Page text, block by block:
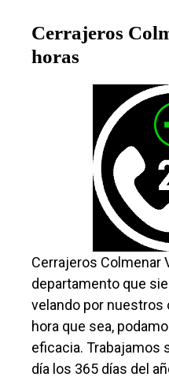
Cerrajeros
horas
Cerrajeros Colmenar
departamento que
velando por nuestros
hora que sea,
eficacia. Trabajamos
día los 365 días del